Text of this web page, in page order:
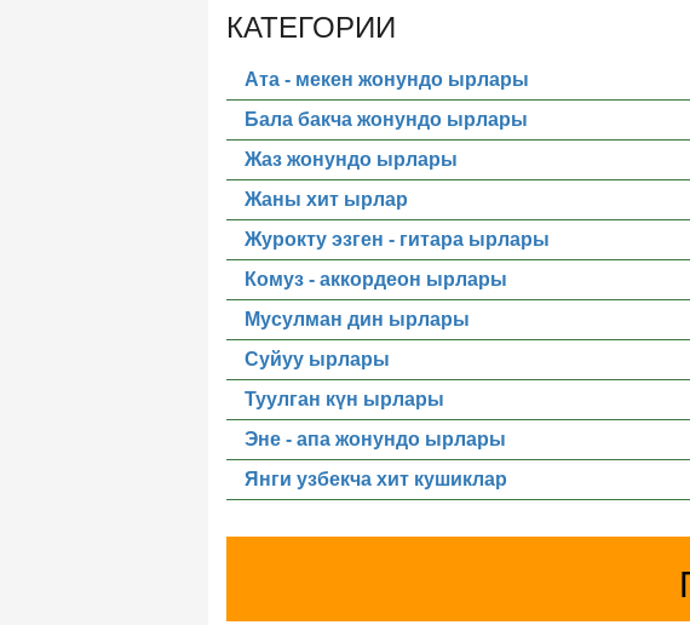
КАТЕГОРИИ
Ата - мекен жонундо ырлары
Бала бакча жонундо ырлары
Жаз жонундо ырлары
Жаны хит ырлар
Журокту эзген - гитара ырлары
Комуз - аккордеон ырлары
Мусулман дин ырлары
Суйуу ырлары
Туулган күн ырлары
Эне - апа жонундо ырлары
Янги узбекча хит кушиклар